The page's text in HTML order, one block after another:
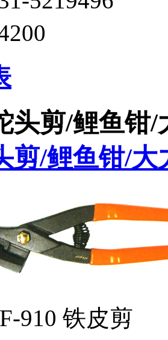
头剪/鲤鱼钳/
剪/鲤鱼钳/大
910 铁皮剪